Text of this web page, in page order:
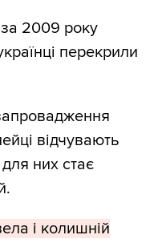
2009 року
перекрили
відчувають
них стає
і колишній